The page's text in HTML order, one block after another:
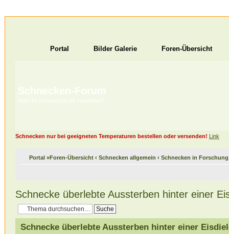
Portal Bilder Galerie Foren-Übersicht
Schnecken-Forum
Habt ihr Schnecken als Haustiere?
Schnecken nur bei geeigneten Temperaturen bestellen oder versenden! Link
Portal»Foren-Übersicht ‹ Schnecken allgemein ‹ Schnecken in
Schnecke überlebte Aussterben hinter einer
Schnecke überlebte Aussterben hinter einer